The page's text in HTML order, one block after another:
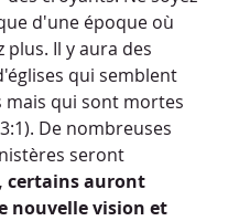
d'une époque où
plus. Il y aura des
qui semblent
mais qui sont mortes
De nombreuses
seront
certains auront
nouvelle vision et